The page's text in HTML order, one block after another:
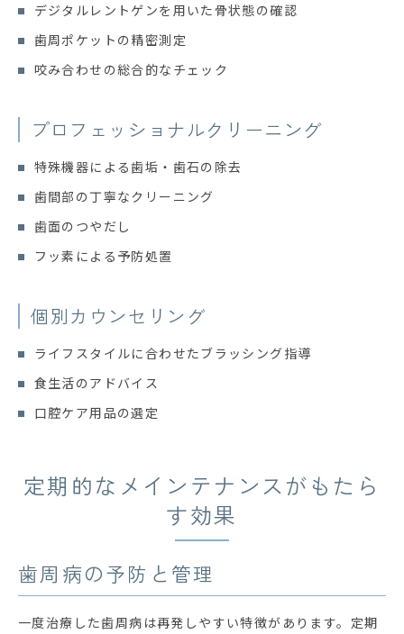
デジタルレントゲンを用いた骨状態の確認
歯周ポケットの精密測定
咬み合わせの総合的なチェック
プロフェッショナルクリーニング
特殊機器による歯垢・歯石の除去
歯間部の丁寧なクリーニング
歯面のつやだし
フッ素による予防処置
個別カウンセリング
ライフスタイルに合わせたブラッシング指導
食生活のアドバイス
口腔ケア用品の選定
定期的なメインテナンスがもたら
す効果
歯周病の予防と管理
一度治療した歯周病は再発しやすい特徴があります。定期